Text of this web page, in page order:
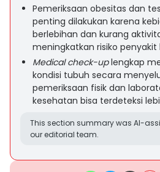
Pemeriksaan obesitas dan
penting dilakukan karena
berlebihan dan kurang
meningkatkan risiko penyakit
Medical check-uplengkap
kondisi tubuh secara
pemeriksaan fisik dan
kesehatan bisa terdeteksi
This section summary was AI-
our editorial team.